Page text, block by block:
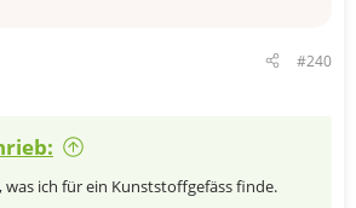
#240
was ich für ein Kunststoffgefäss finde.